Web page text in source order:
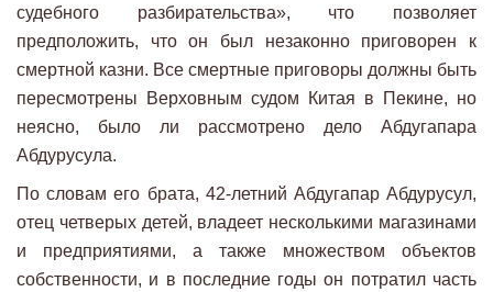
судебного разбирательства», что позволяет
предположить, что он был незаконно приговорен к
смертной казни. Все смертные приговоры должны быть
пересмотрены Верховным судом Китая в Пекине, но
неясно, было ли рассмотрено дело Абдугапара
Абдурусула.
По словам его брата, 42-летний Абдугапар Абдурусул,
отец четверых детей, владеет несколькими магазинами
и предприятиями, а также множеством объектов
собственности, и в последние годы он потратил часть